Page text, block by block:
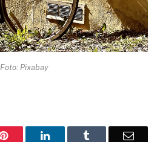
Foto: Pixabay
Pinterest LinkedIn Email